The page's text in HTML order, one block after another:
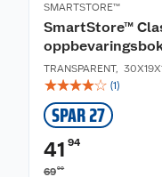
SMARTSTORE™
SmartStore™
TRANSPARENT,
☆☆☆☆☆ (1)
SPAR 27
41 94
6990